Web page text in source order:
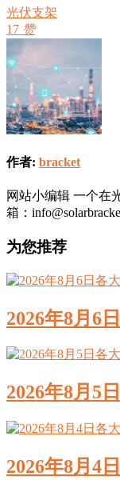
光伏支架
17 赞
作者: bracket
网站小编辑 一个在
箱：
为您推荐
2026年8月6
2026年8月5
2026年8月4